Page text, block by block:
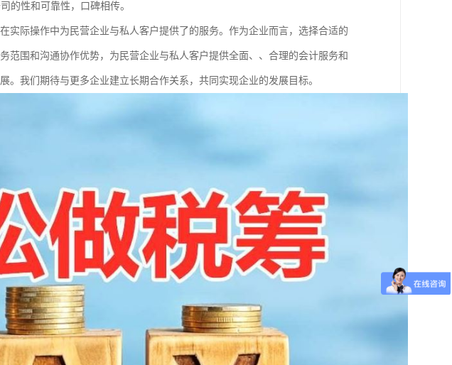
的性和可靠性，口碑相传。
实际操作中为民营企业与私人客户提供了的服务。作为企业而言，选择合适的
范围和沟通协作优势，为民营企业与私人客户提供全面、、合理的会计服务和
。我们期待与更多企业建立长期合作关系，共同实现企业的发展目标。